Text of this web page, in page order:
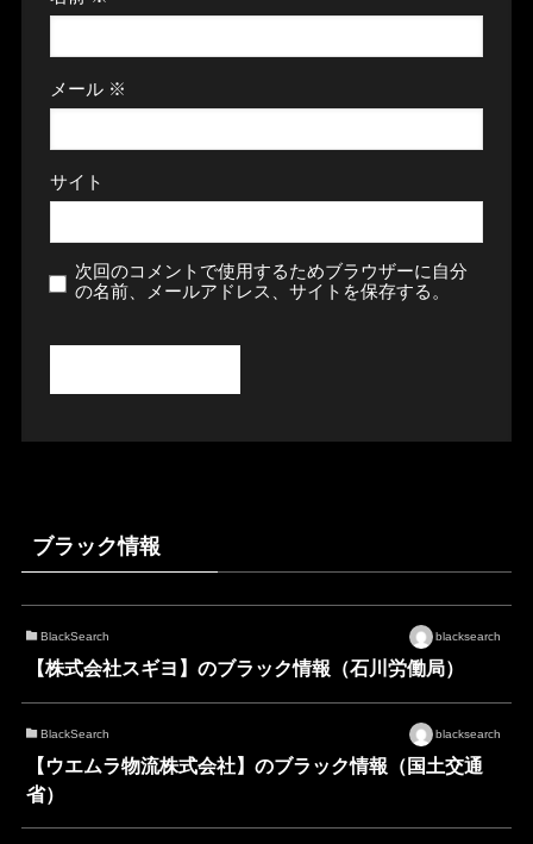
メール ※
サイト
次回のコメントで使用するためブラウザーに自分
の名前、メールアドレス、サイトを保存する。
ブラック情報
BlackSearch blacksearch
【株式会社スギヨ】のブラック情報（石川労働局）
BlackSearch blacksearch
【ウエムラ物流株式会社】のブラック情報（国土交通
省）